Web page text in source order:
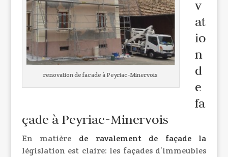
renovation de facade à Peyriac-Minervois
v
at
io
n
d
e
fa
çade à Peyriac-Minervois
En matière de ravalement de façadela
législation est claire: les façades d’immeubles